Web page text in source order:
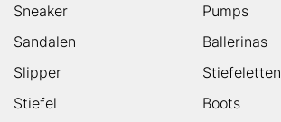
Sneaker
Pumps
Sandalen
Ballerinas
Slipper
Stiefeletten
Stiefel
Boots